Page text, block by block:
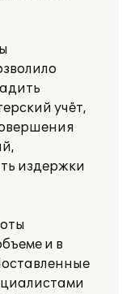
учёт,
издержки
и в